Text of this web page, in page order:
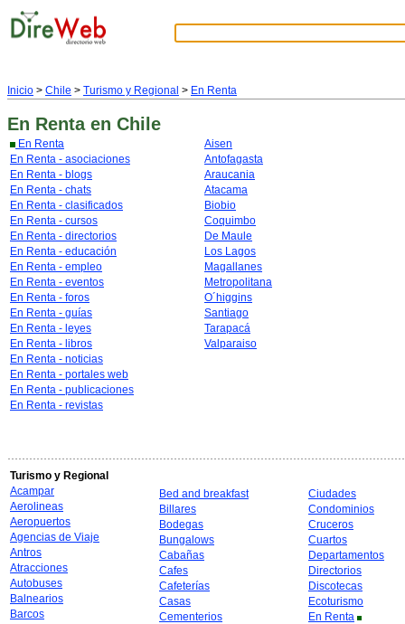
Inicio > Chile > Turismo y Regional > En Renta
En Renta en Chile
En Renta
En Renta - asociaciones
En Renta - blogs
En Renta - chats
En Renta - clasificados
En Renta - cursos
En Renta - directorios
En Renta - educación
En Renta - empleo
En Renta - eventos
En Renta - foros
En Renta - guías
En Renta - leyes
En Renta - libros
En Renta - noticias
En Renta - portales web
En Renta - publicaciones
En Renta - revistas
Aisen
Antofagasta
Araucania
Atacama
Biobio
Coquimbo
De Maule
Los Lagos
Magallanes
Metropolitana
O´higgins
Santiago
Tarapacá
Valparaiso
Turismo y Regional
Acampar
Aerolineas
Aeropuertos
Agencias de Viaje
Antros
Atracciones
Autobuses
Balnearios
Barcos
Bed and breakfast
Billares
Bodegas
Bungalows
Cabañas
Cafes
Cafeterías
Casas
Cementerios
Ciudades
Condominios
Cruceros
Cuartos
Departamentos
Directorios
Discotecas
Ecoturismo
En Renta